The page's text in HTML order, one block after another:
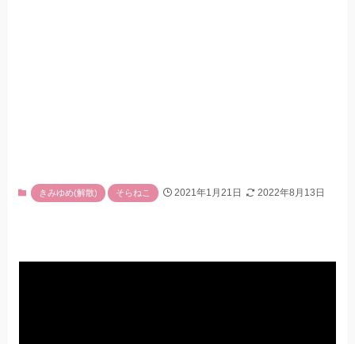
きみゆめ(解散) そらねこ 2021年1月21日 2022年8月13日